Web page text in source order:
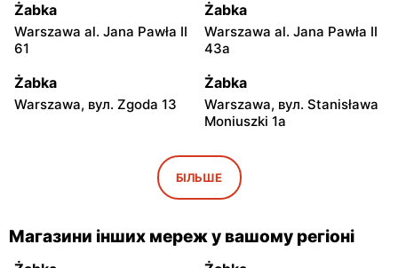
Żabka
Warszawa al. Jana Pawła II
61
Żabka
Warszawa al. Jana Pawła II
43a
Żabka
Warszawa, вул. Zgoda 13
Żabka
Warszawa, вул. Stanisława
Moniuszki 1a
Świętokrzyska 0 Stacja
Żabka
Warszawa, вул.
Grzybowska 5
Żabka Żabka
БІЛЬШЕ
Магазини інших мереж у вашому регіоні